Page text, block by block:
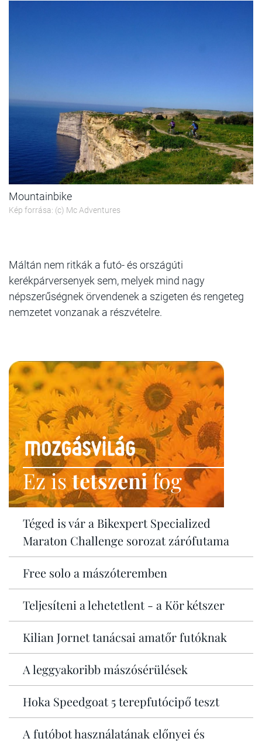
Mountainbike
Kép forrása: (c) Mc Adventures
Máltán nem ritkák a futó- és országúti
kerékpárversenyek sem, melyek mind nagy
népszerűségnek örvendenek a szigeten és rengeteg
nemzetet vonzanak a részvételre.
Ez istetszenifog
Téged is vár a Bikexpert Specialized
Maraton Challenge sorozat zárófutama
Free solo a mászóteremben
Teljesíteni a lehetetlent - a Kör kétszer
Kilian Jornet tanácsai amatőr futóknak
A leggyakoribb mászósérülések
Hoka Speedgoat 5 terepfutócipő teszt
A futóbot használatának előnyei és